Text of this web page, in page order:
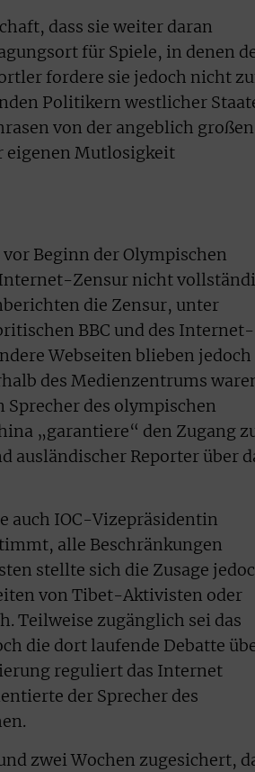
dass sie weiter daran
für Spiele, in denen
fordere sie jedoch nicht
Politikern westlicher
von der angeblich großen
eigenen Mutlosigkeit
Beginn der Olympischen
Zensur nicht
die Zensur, unter
BBC und des Internet-
Webseiten blieben jedoch
des Medienzentrums
des olympischen
„garantiere“ den Zugang
ausländischer Reporter über
auch IOC-Vizepräsidentin
alle Beschränkungen
stellte sich die Zusage
von Tibet-Aktivisten oder
Teilweise zugänglich sei das
die dort laufende Debatte
reguliert das Internet
der Sprecher des
zwei Wochen zugesichert,